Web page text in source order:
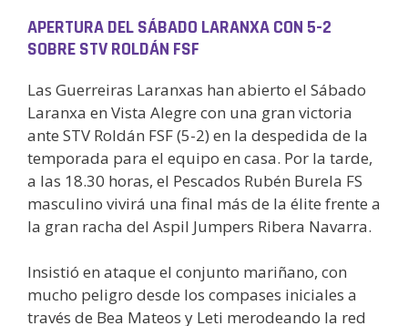
APERTURA DEL SÁBADO LARANXA CON 5-2
SOBRE STV ROLDÁN FSF
Las Guerreiras Laranxas han abierto el Sábado
Laranxa en Vista Alegre con una gran victoria
ante STV Roldán FSF (5-2) en la despedida de la
temporada para el equipo en casa. Por la tarde,
a las 18.30 horas, el Pescados Rubén Burela FS
masculino vivirá una final más de la élite frente a
la gran racha del Aspil Jumpers Ribera Navarra.
Insistió en ataque el conjunto mariñano, con
mucho peligro desde los compases iniciales a
través de Bea Mateos y Leti merodeando la red